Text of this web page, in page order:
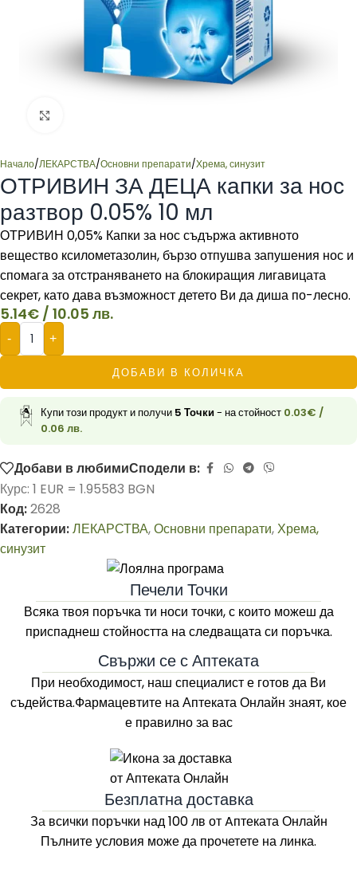
Начало/ЛЕКАРСТВА/Основни препарати/Хрема, синузит
ОТРИВИН ЗА ДЕЦА капки за нос
разтвор 0.05% 10 мл
ОТРИВИН 0,05% Капки за нос съдържа активното
вещество ксилометазолин, бързо отпушва запушения нос и
спомага за отстраняването на блокиращия лигавицата
секрет, като дава възможност детето Ви да диша по-лесно.
5.14€ / 10.05 лв.
- +
ДОБАВИ В КОЛИЧКА
Купи този продукт и получи 5 Точки- на стойност 0.03€ /
0.06 лв.
Добави в любимиСподели в:
Курс: 1 EUR = 1.95583 BGN
Код:2628
Категории:ЛЕКАРСТВА,Основни препарати,Хрема,
синузит
Печели Точки
Всяка твоя поръчка ти носи точки, с които можеш да
приспаднеш стойността на следващата си поръчка.
Свържи се с Аптеката
При необходимост, наш специалист е готов да Ви
съдейства.Фармацевтите наАптеката Онлайн знаят, кое
е правилно за вас
Безплатна доставка
За всички поръчки над 100 лв от Aптеката Онлайн
Пълните условия може да прочетете на линка.